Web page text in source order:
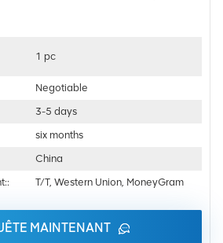
1 pc
Negotiable
3-5 days
six months
China
T/T, Western Union, MoneyGram
MAINTENANT